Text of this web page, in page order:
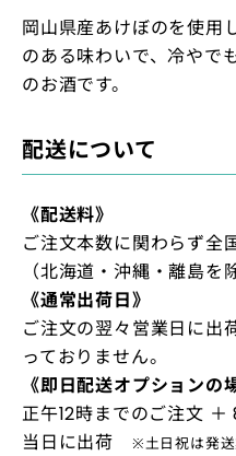
岡山県産あけぼのを使用
のある味わいで、冷やで
のお酒です。
配送について
《配送料》
ご注文本数に関わらず全
（北海道・沖縄・離島を
《通常出荷日》
ご注文の翌々営業日に
っておりません。
《即日配送オプションの
正午12時までのご注文
当日に出荷
※土日祝は発送